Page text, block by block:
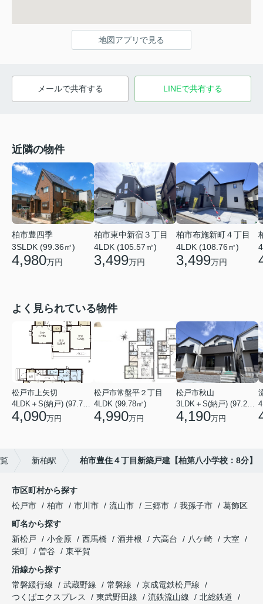
地図アプリで見る
メールで共有する LINEで共有する
近隣の物件
柏市豊四季
3SLDK (99.36㎡)
4,980万円
柏市東中新宿３丁目
4LDK (105.57㎡)
3,499万円
柏市布施新町４丁目
4LDK (108.76㎡)
3,499万円
よく見られている物件
松戸市上矢切
4LDK＋S(納戸) (97.71㎡)
4,090万円
松戸市常盤平２丁目
4LDK (99.78㎡)
4,990万円
松戸市秋山
3LDK＋S(納戸) (97.29㎡)
4,190万円
新柏駅 柏市豊住４丁目新築戸建【柏第八小学校：8分】
市区町村から探す
松戸市
柏市 市川市 流山市 三郷市 我孫子市
葛飾区
町名から探す
新松戸
小金原 西馬橋 酒井根 六高台 八ケ崎
大室
栄町
曽谷
東平賀
沿線から探す
常磐緩行線
武蔵野線 常磐線
京成電鉄松戸線
つくばエクスプレス
東武野田線 流鉄流山線
北総鉄道